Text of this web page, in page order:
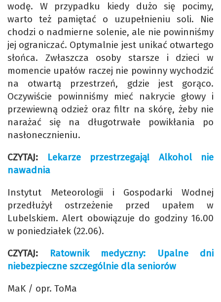
wodę. W przypadku kiedy dużo się pocimy,
warto też pamiętać o uzupełnieniu soli. Nie
chodzi o nadmierne solenie, ale nie powinniśmy
jej ograniczać. Optymalnie jest unikać otwartego
słońca. Zwłaszcza osoby starsze i dzieci w
momencie upałów raczej nie powinny wychodzić
na otwartą przestrzeń, gdzie jest gorąco.
Oczywiście powinniśmy mieć nakrycie głowy i
przewiewną odzież oraz filtr na skórę, żeby nie
narażać się na długotrwałe powikłania po
nasłonecznieniu.
CZYTAJ:
Lekarze przestrzegają! Alkohol nie
nawadnia
Instytut Meteorologii i Gospodarki Wodnej
przedłużył ostrzeżenie przed upałem w
Lubelskiem. Alert obowiązuje do godziny 16.00
w poniedziałek (22.06).
CZYTAJ:
Ratownik medyczny: Upalne dni
niebezpieczne szczególnie dla seniorów
MaK / opr. ToMa